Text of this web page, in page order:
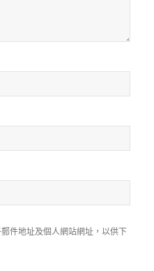
件地址及個人網站網址，以供下